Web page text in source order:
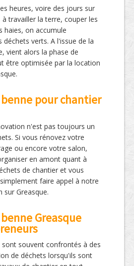
heures, voire des jours sur
à travailler la terre, couper les
haies, on accumule
déchets verts. A l'issue de la
vient alors la phase de
être optimisée par la location
pour chantier
n'est pas toujours un
Si vous rénovez votre
ou encore votre salon,
en amont quant à
de chantier et vous
faire appel à notre
sur Greasque.
Greasque
sont souvent confrontés à des
de déchets lorsqu'ils sont